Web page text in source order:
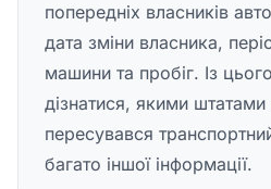
попередніх власників
дата зміни власника,
машини та пробіг. Із
дізнатися, якими штатами
пересувався
багато іншої інформації.